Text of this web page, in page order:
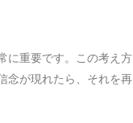
に重要です。この考え方
念が現れたら、それを再